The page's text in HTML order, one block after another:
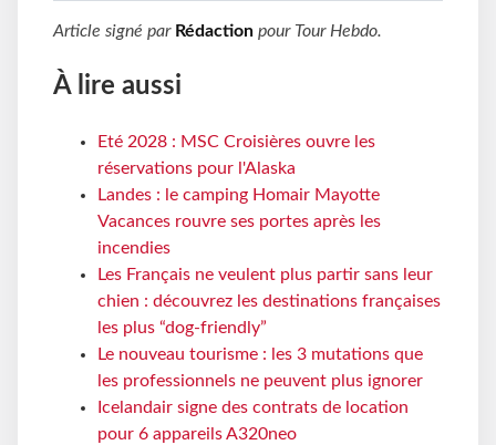
Article signé par Rédaction pour Tour Hebdo.
À lire aussi
Eté 2028 : MSC Croisières ouvre les
réservations pour l'Alaska
Landes : le camping Homair Mayotte
Vacances rouvre ses portes après les
incendies
Les Français ne veulent plus partir sans leur
chien : découvrez les destinations françaises
les plus “dog-friendly”
Le nouveau tourisme : les 3 mutations que
les professionnels ne peuvent plus ignorer
Icelandair signe des contrats de location
pour 6 appareils A320neo